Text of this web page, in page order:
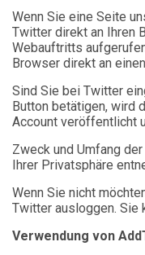
Wenn Sie eine Seite
Twitter direkt an Ihren
Webauftritts
Browser direkt an
Sind Sie bei Twitter
Button betätigen, wird
Account veröffentlicht
Zweck und Umfang
Ihrer Privatsphäre
Wenn Sie nicht
Twitter ausloggen. Sie
Verwendung von